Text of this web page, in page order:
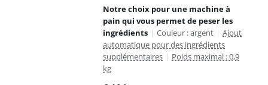
Notre choix pour une machine à
pain qui vous permet de peser les
ingrédients | Couleur : argent | Ajout
automatique pour des ingrédients
supplémentaires | Poids maximal : 0,9
kg